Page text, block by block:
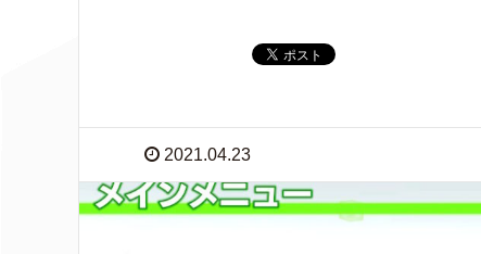
2021.04.23